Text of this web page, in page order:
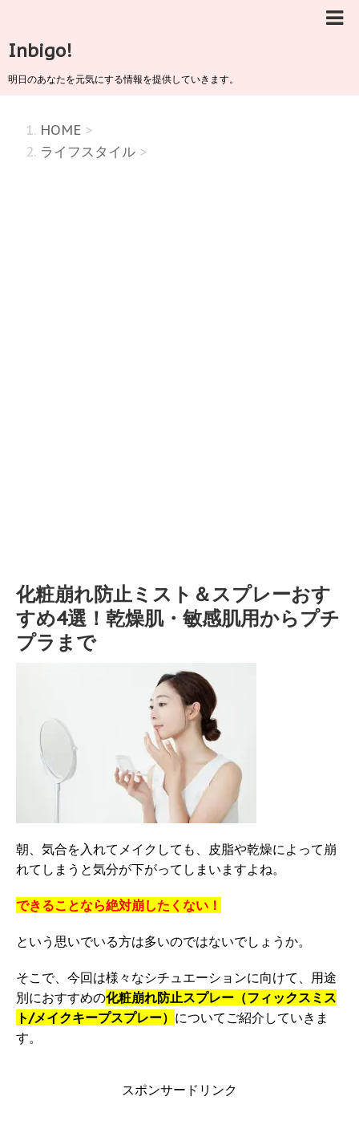
Inbigo!
明日のあなたを元気にする情報を提供していきます。
HOME >
ライフスタイル >
化粧崩れ防止ミスト＆スプレーおす
すめ4選！乾燥肌・敏感肌用からプチ
プラまで
朝、気合を入れてメイクしても、皮脂や乾燥によって崩
れてしまうと気分が下がってしまいますよね。
できることなら絶対崩したくない！
という思いでいる方は多いのではないでしょうか。
そこで、今回は様々なシチュエーションに向けて、用途
別におすすめの化粧崩れ防止スプレー（フィックスミス
ト/メイクキープスプレー） についてご紹介していきま
す。
スポンサードリンク